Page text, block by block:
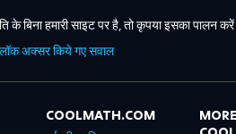
बिना हमारी साइट पर है, तो कृपया इसका पालन करें
अक्सर किये गए सवाल
COOLMATH.COM